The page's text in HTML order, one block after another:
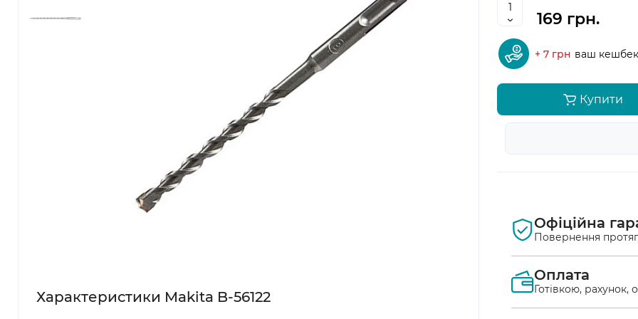
Характеристики Makita B-56122
169 грн.
+ 7 грн ваш кешбек
Купити
Офіційна
Повернення
Оплата
Готівкою, рахунок,